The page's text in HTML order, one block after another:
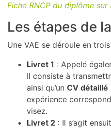
Fiche RNCP du diplôme
Les étapes de
Une VAE se déroule en
Livret 1 : Appelé
Il consiste à
ainsi qu’un CV détaillé
expérience
visez.
Livret 2 : Il s’agit